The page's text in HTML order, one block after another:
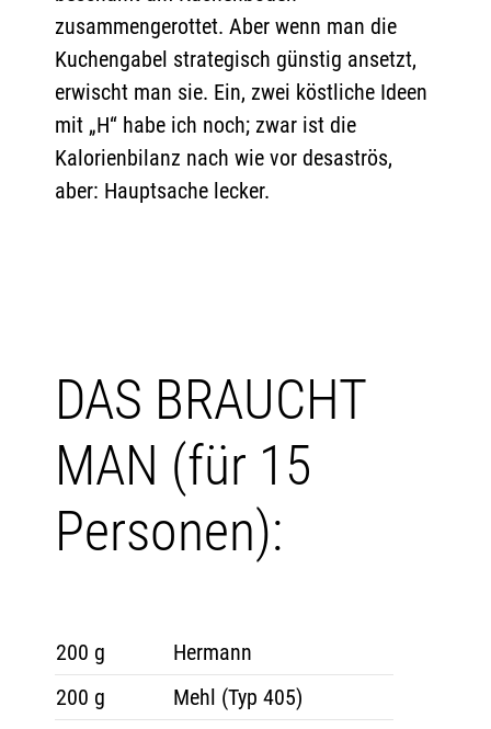
zusammengerottet. Aber wenn man die
Kuchengabel strategisch günstig ansetzt,
erwischt man sie. Ein, zwei köstliche Ideen
mit „H“ habe ich noch; zwar ist die
Kalorienbilanz nach wie vor desaströs,
aber: Hauptsache lecker.
DAS BRAUCHT
MAN (für 15
Personen):
200 g
Hermann
200 g
Mehl (Typ 405)